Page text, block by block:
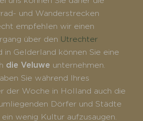
und Wanderstrecken
empfehlen wir einen
über den Utrechter
in Gelderland können Sie eine
die Veluwe unternehmen.
Sie während Ihres
der Woche in Holland auch die
Dörfer und Städte
wenig Kultur aufzusaugen.